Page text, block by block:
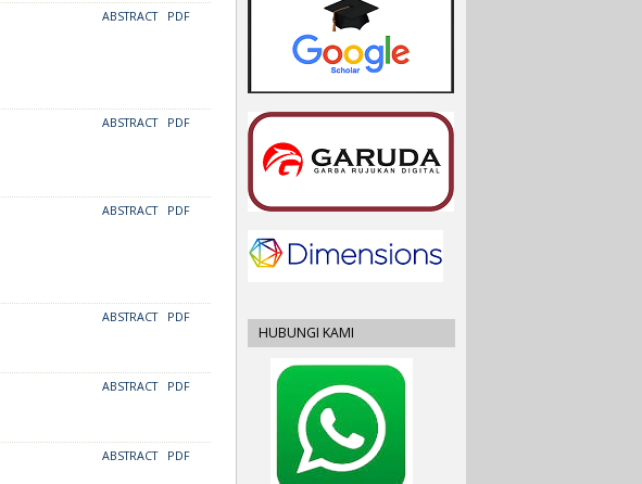
HUBUNGI KAMI
ABSTRACT PDF
ABSTRACT PDF
ABSTRACT PDF
ABSTRACT PDF
ABSTRACT PDF
ABSTRACT PDF